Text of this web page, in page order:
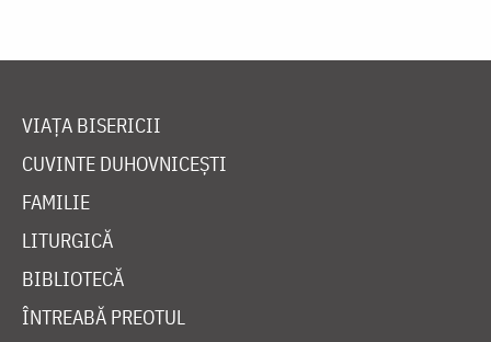
VIAȚA BISERICII
CUVINTE DUHOVNICEȘTI
FAMILIE
LITURGICĂ
BIBLIOTECĂ
ÎNTREABĂ PREOTUL